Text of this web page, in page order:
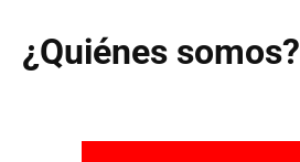
¿Quiénes somos?